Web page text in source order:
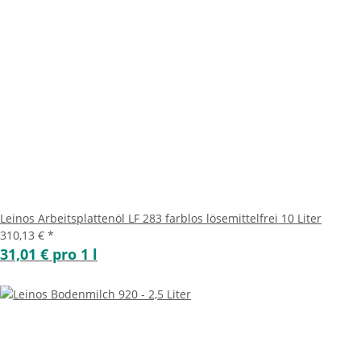
Leinos Arbeitsplattenöl LF 283 farblos lösemittelfrei 10 Liter
310,13 € *
31,01 € pro 1 l